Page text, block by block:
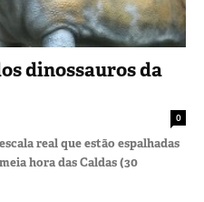
dinossauros da
0
real que estão espalhadas
hora das Caldas (30